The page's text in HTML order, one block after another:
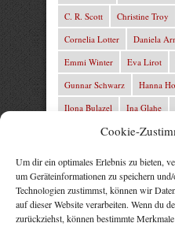
Cookie-
Um dir ein optimales Erlebnis zu bieten,
um Geräteinformationen zu speichern
Technologien zustimmst, können wir
auf dieser Website verarbeiten. Wenn du
zurückziehst, können bestimmte
C. R. Scott
Christine Troy
Cornelia Lotter
Daniela
Emmi Winter
Eva Lirot
Gunnar Schwarz
Hanna
Ilona Bulazel
Ina Glahe
Josefine Weiss
Josie Charles
Lita Harris
Marcus
Mark Franley
Martin Krist
Mila Summers
Mira